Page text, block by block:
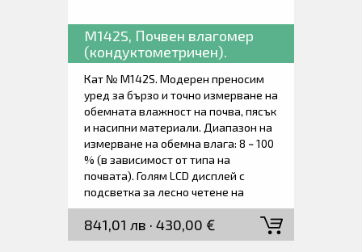
местоположението за всяко
измерване. Голям 5-инчов сензорен
екран. Бързо време за измерване
от само 5 секунди. Вътрешна памет
за данни с капацитет до 4200.
Софтуер за анализа на събраните
данни. Доставя се с всичко
необходимо за незабавно
започване на работа.
M142S, Почвен влагомер
(кондуктометричен).
Кат № M142S. Модерен преносим
уред за бързо и точно измерване на
обемната влажност на почва, пясък
и насипни материали. Диапазон на
измерване на обемна влага: 8 ~ 100
% (в зависимост от типа на
почвата). Голям LCD дисплей с
подсветка за лесно четене на
показанията. Проникваща сонда с
дължина 165 mm. Захранване: 3
батерии 1,5 V AAA. Доставя се
841,01 лв · 430,00 €